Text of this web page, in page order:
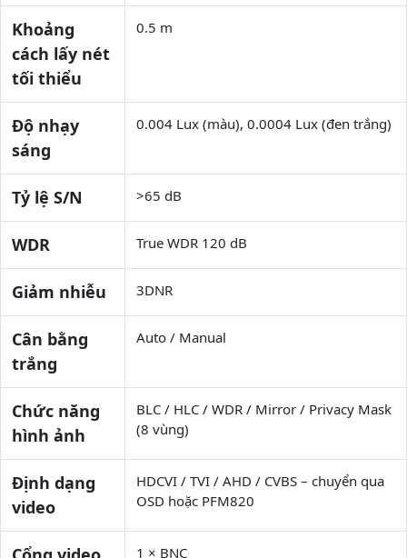
Khoảng
cách lấy nét
tối thiểu
0.5 m
Độ nhạy
sáng
0.004 Lux (màu), 0.0004 Lux (đen trắng)
Tỷ lệ S/N >65 dB
WDR True WDR 120 dB
Giảm nhiễu 3DNR
Cân bằng
trắng
Auto / Manual
Chức năng
hình ảnh
BLC / HLC / WDR / Mirror / Privacy Mask
(8 vùng)
Định dạng
video
HDCVI / TVI / AHD / CVBS – chuyển qua
OSD hoặc PFM820
1 × BNC